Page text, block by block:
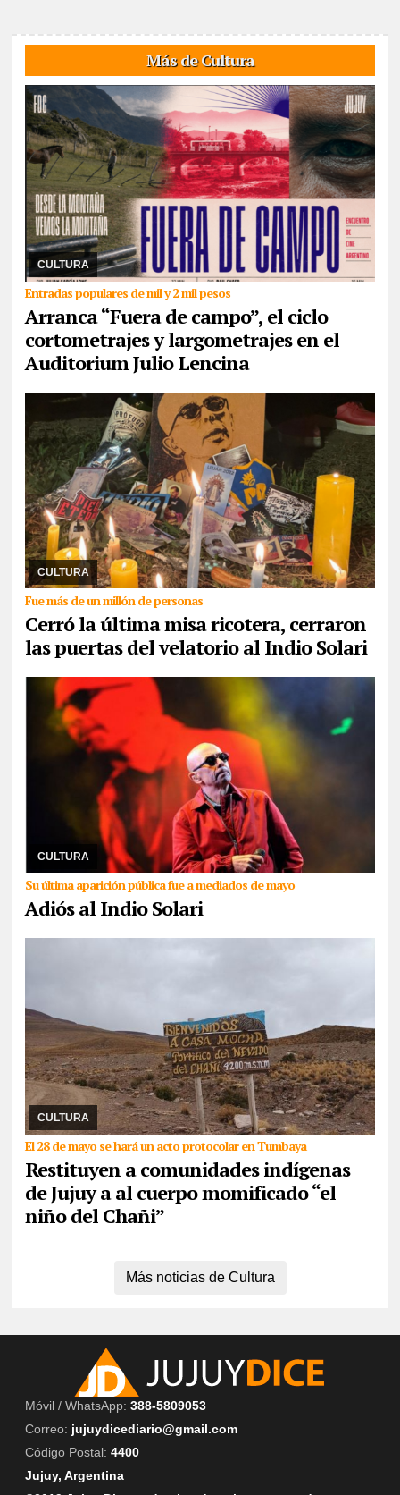
Más de Cultura
CULTURA
Entradas populares de mil y 2 mil pesos
Arranca “Fuera de campo”, el ciclo
cortometrajes y largometrajes en el
Auditorium Julio Lencina
08/07/2026 Con la proyección de Gran Poder del jujeño Hernán
Paganini, este miércoles y todos los miércoles de julio se
exhibirán producciones del cine argentin ...
CULTURA
Fue más de un millón de personas
Cerró la última misa ricotera, cerraron
las puertas del velatorio al Indio Solari
08/06/2026
Alrededor de las 5 de la madrugada de este lunes, el
microestadio Gatica de Villa Dominico en Avellaneda dio por
finalizado la despedida de seguidore ...
CULTURA
Su última aparición pública fue a mediados de mayo
Adiós al Indio Solari
El músico falleció a los 77 años en su casa de Parque
Leloir. El referente del rock padecía Mal de Parkinson. La familia
no emitió un comunicado sobr ...
CULTURA
El 28 de mayo se hará un acto protocolar en Tumbaya
Restituyen a comunidades indígenas
de Jujuy a al cuerpo momificado “el
niño del Chañi”
15/05/2026 Se trata de la momia infantil, una de las reliquias
arqueológicas más importantes de Jujuy, hallada en 1905 a casi
6000 metros de altura en el Nevado ...
Más noticias de Cultura
Móvil / WhatsApp: 388-5809053
Correo: jujuydicediario@gmail.com
Código Postal: 4400
Jujuy, Argentina